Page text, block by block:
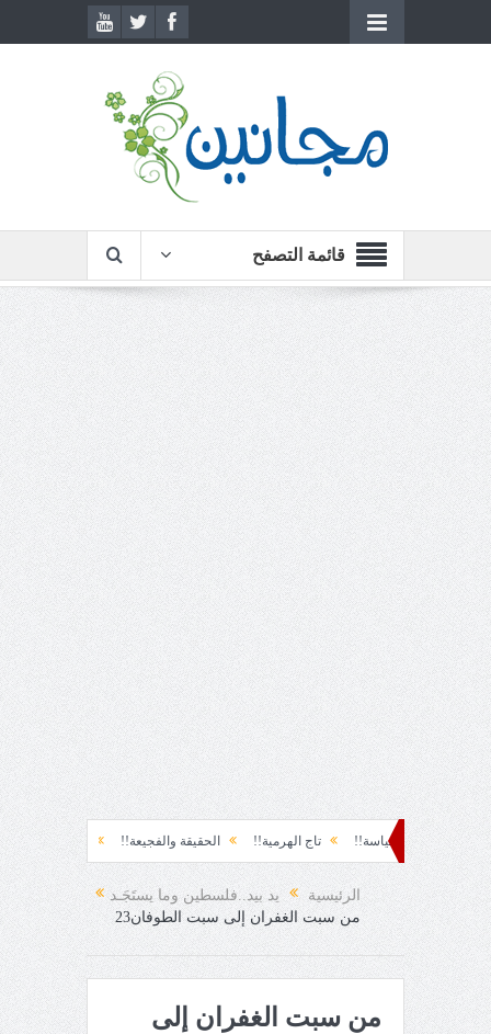
قائمة التصفح
سياسة!! تاج الهرمية!! الحقيقة والفجيعة!! لِقاءُ في المَطَرِ!
الرئيسية
يد بيد..فلسطين وما يستَجَـد
من سبت الغفران إلى سبت الطوفان23
من سبت الغفران إلى